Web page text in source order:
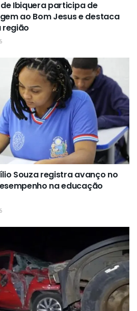
Ibiquera participa de
ao Bom Jesus e destaca
região
Souza registra avanço no
na educação